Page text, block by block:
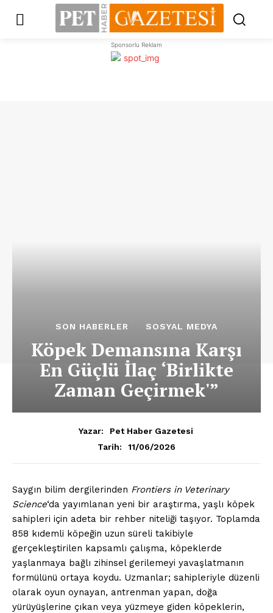
Sponsorlu Reklam
SON HABERLER SOSYAL MEDYA
Köpek Demansına Karşı
En Güçlü İlaç ‘Birlikte
Zaman Geçirmek'”
Yazar:
Pet Haber Gazetesi
Tarih:
11/06/2026
Saygın bilim dergilerinden Frontiers in Veterinary
Science‘da yayımlanan yeni bir araştırma, yaşlı köpek
sahipleri için adeta bir rehber niteliği taşıyor. Toplamda
858 kıdemli köpeğin uzun süreli takibiyle
gerçekleştirilen kapsamlı çalışma, köpeklerde
yaşlanmaya bağlı zihinsel gerilemeyi yavaşlatmanın
formülünü ortaya koydu. Uzmanlar; sahipleriyle düzenli
olarak oyun oynayan, antrenman yapan, doğa
yürüyüşlerine çıkan veya yüzmeye giden köpeklerin,